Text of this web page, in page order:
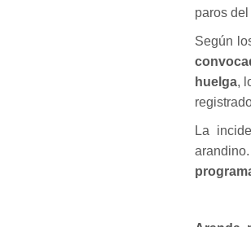
paros
Según
huelga,
La